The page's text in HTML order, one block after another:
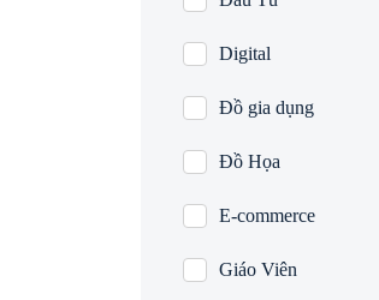
Digital
Đồ gia dụng
Đồ Họa
E-commerce
Giáo Viên